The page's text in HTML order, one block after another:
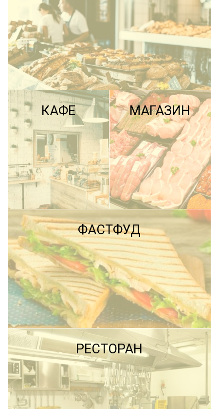
ПОДРОБНЕЕ
КАФЕ
ПОДРОБНЕЕ
МАГАЗИН
ПОДРОБНЕЕ
ФАСТФУД
РЕСТОРАН